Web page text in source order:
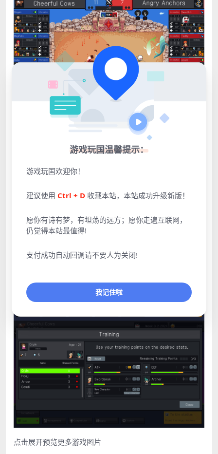
点击展开预览更多游戏图片
游戏玩国温馨提示：
游戏玩国欢迎你！
建议使用 Ctrl + D 收藏本站，本站成功升级新版！
愿你有诗有梦，有坦荡的远方；愿你走遍互联网，
仍觉得本站最值得!
支付成功自动回调请不要人为关闭!
我记住啦